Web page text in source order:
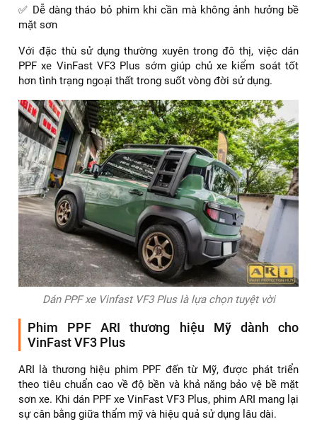
✅ Dễ dàng tháo bỏ phim khi cần mà không ảnh hưởng bề
mặt sơn
Với đặc thù sử dụng thường xuyên trong đô thị, việc dán
PPF xe VinFast VF3 Plus sớm giúp chủ xe kiểm soát tốt
hơn tình trạng ngoại thất trong suốt vòng đời sử dụng.
Dán PPF xe Vinfast VF3 Plus là lựa chọn tuyệt vời
Phim PPF ARI thương hiệu Mỹ dành cho
VinFast VF3 Plus
ARI là thương hiệu phim PPF đến từ Mỹ, được phát triển
theo tiêu chuẩn cao về độ bền và khả năng bảo vệ bề mặt
sơn xe. Khi dán PPF xe VinFast VF3 Plus, phim ARI mang lại
sự cân bằng giữa thẩm mỹ và hiệu quả sử dụng lâu dài.